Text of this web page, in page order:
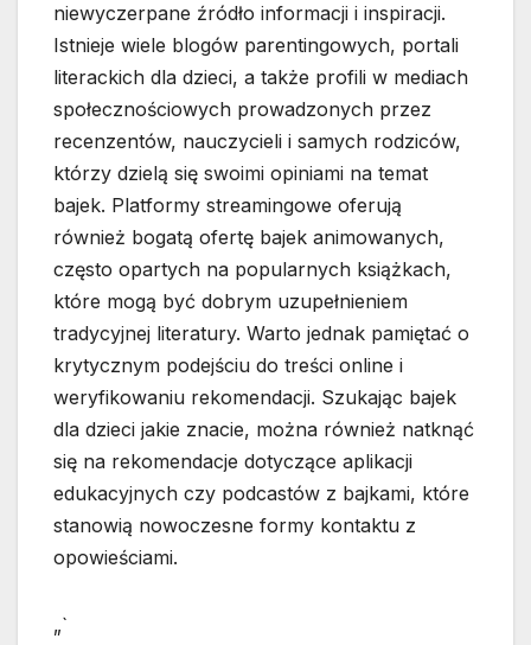
niewyczerpane źródło informacji i inspiracji.
Istnieje wiele blogów parentingowych, portali
literackich dla dzieci, a także profili w mediach
społecznościowych prowadzonych przez
recenzentów, nauczycieli i samych rodziców,
którzy dzielą się swoimi opiniami na temat
bajek. Platformy streamingowe oferują
również bogatą ofertę bajek animowanych,
często opartych na popularnych książkach,
które mogą być dobrym uzupełnieniem
tradycyjnej literatury. Warto jednak pamiętać o
krytycznym podejściu do treści online i
weryfikowaniu rekomendacji. Szukając bajek
dla dzieci jakie znacie, można również natknąć
się na rekomendacje dotyczące aplikacji
edukacyjnych czy podcastów z bajkami, które
stanowią nowoczesne formy kontaktu z
opowieściami.
„`